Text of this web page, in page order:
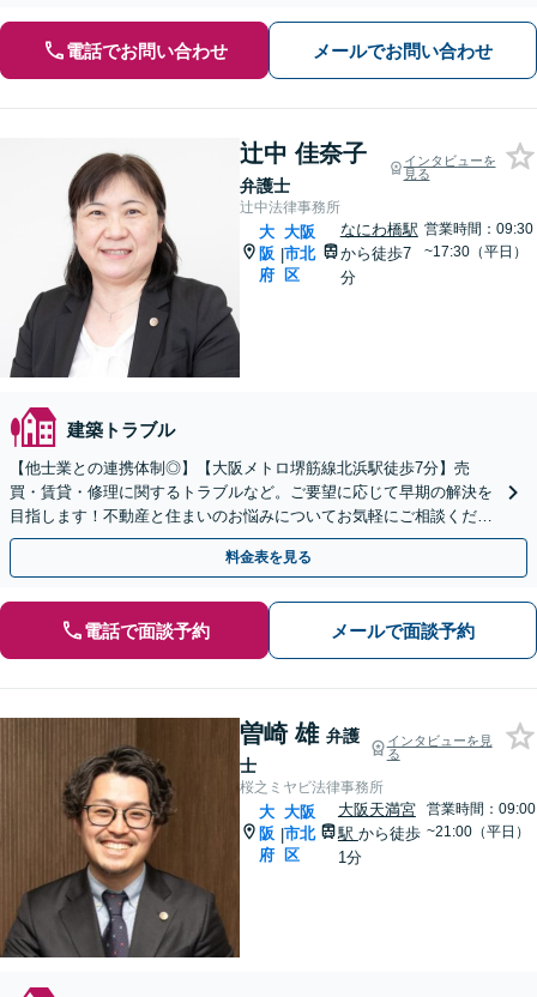
電話でお問い合わせ メールでお問い合わせ
辻中 佳奈子
弁護士
インタビューを
見る
辻中法律事務所
大
阪
府
|
大阪
市北
区
なにわ橋駅
から徒歩7
分
営業時間：09:30
~17:30（平日）
建築トラブル
【他士業との連携体制◎】【大阪メトロ堺筋線北浜駅徒歩7分】売
買・賃貸・修理に関するトラブルなど。ご要望に応じて早期の解決を
目指します！不動産と住まいのお悩みについてお気軽にご相談くださ
い【当日/休日/時間外の対応可(事前予約制)】
料金表を見る
電話で面談予約 メールで面談予約
曽崎 雄 弁護
士
インタビューを見
る
桜之ミヤビ法律事務所
大
阪
府
|
大阪
市北
区
大阪天満宮
駅 から徒歩
1分
営業時間：09:00
~21:00（平日）